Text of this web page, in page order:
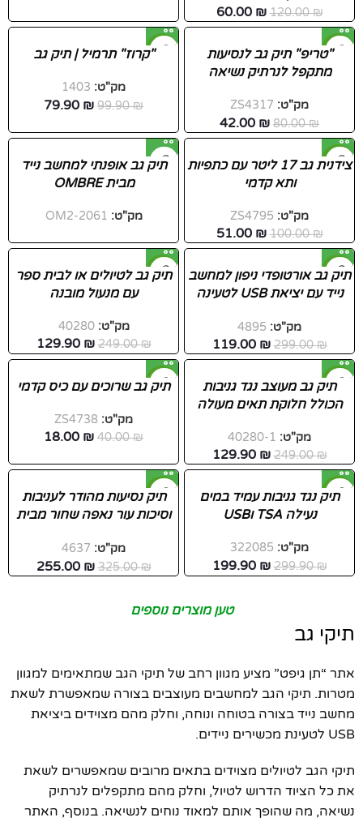
120.00₪
60.00 ₪
-48%"טריפ" תיק גב לנסיעות
מתקפל לנרתיק נשיאה
מק"ט: ZS4317
80.00₪
42.00 ₪
-20%"קרוז" תרמיל | תיק גב
מק"ט: 1403
99.90₪
79.90 ₪
-49%
צידנית גב 17 ליטר עם כתפיות
ותא קדמי
מק"ט: ZS4795
100.00₪
51.00 ₪
תיק גב אופנתי למחשב נייד
מבית OMBRE
מק"ט: OM2-2061
-60%
תיק גב אורטופדי ניפון למחשב
נייד עם יציאת USB לטעינה
מק"ט: 4895
299.00₪
119.00 ₪
-48%
תיק גב לטיולים או לבית ספר
עם מנעול מובנה
מק"ט:40280
249.00₪
129.90 ₪
-48%תיק גב מעוצב נגד גניבות
הכולל חלוקת תאים מעולה
מק"ט: 40280-1
249.00₪
129.90 ₪
-55%
תיק גב שרוכים עם כיס קדמי
מק"ט: ZS4738
40.00₪
18.00 ₪
-33%
תיק נגד גניבות עמיד במים
נעילה TSA וUSB
מק"ט: 322085
299.90₪
199.90 ₪
-22%
תיק נסיעות מהודר לעניבות
וסיכות עור נאפה שחור מבית
מק"ט: 4637
325.00₪
255.00 ₪
טען מוצרים נוספים
תיקי גב
אתר “תן גיפט” מציע מגוון רחב של תיקי הגב שמתאימים למגוון
מטרות. תיקי הגב למחשבים מעוצבים בצורה שמאפשרת לשאת
מחשב נייד בצורה בטוחה ונוחה, וחלק מהם מצוידים ביציאת
USB לטעינת מכשירים ניידים.
תיקי הגב לטיולים מצוידים בתאים מרובים שמאפשרים לשאת
את כל הציוד הדרוש לטיול, וחלק מהם מתקפלים לנרתיק
נשיאה, מה שהופך אותם למאוד נוחים לנשיאה. בנוסף, האתר